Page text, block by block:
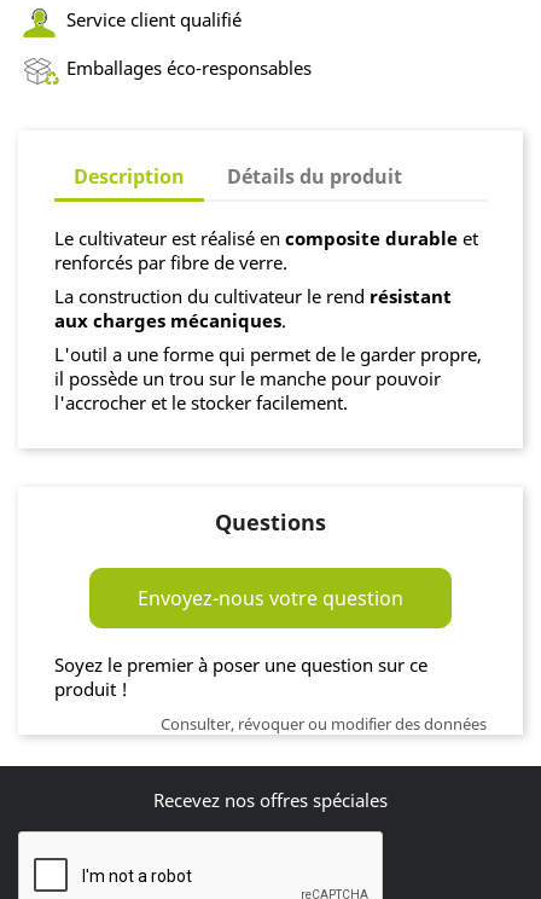
Service client qualifié
Emballages éco-responsables
Description Détails du produit
Le cultivateur est réalisé en composite durable et
renforcés par fibre de verre.
La construction du cultivateur le rend résistant
aux charges mécaniques.
L'outil a une forme qui permet de le garder propre,
il possède un trou sur le manche pour pouvoir
l'accrocher et le stocker facilement.
Questions
Envoyez-nous votre question
Soyez le premier à poser une question sur ce
produit !
Consulter, révoquer ou modifier des données
Recevez nos offres spéciales